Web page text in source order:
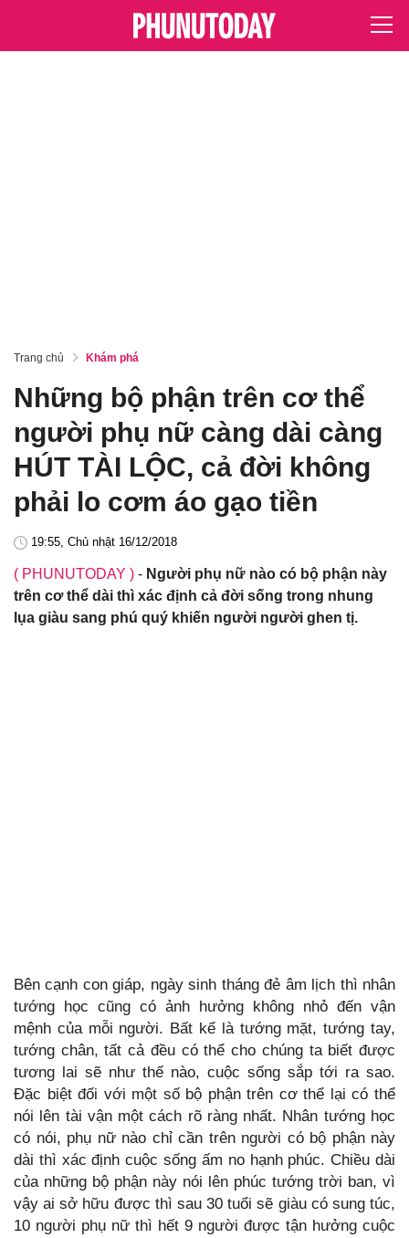
Trang chủ Khám phá
Những bộ phận trên cơ thể
người phụ nữ càng dài càng
HÚT TÀI LỘC, cả đời không
phải lo cơm áo gạo tiền
19:55, Chủ nhật 16/12/2018
( PHUNUTODAY ) - Người phụ nữ nào có bộ phận này
trên cơ thể dài thì xác định cả đời sống trong nhung
lụa giàu sang phú quý khiến người người ghen tị.
Bên cạnh con giáp, ngày sinh tháng đẻ âm lịch thì nhân
tướng học cũng có ảnh hưởng không nhỏ đến vận
mệnh của mỗi người. Bất kể là tướng mặt, tướng tay,
tướng chân, tất cả đều có thể cho chúng ta biết được
tương lai sẽ như thế nào, cuộc sống sắp tới ra sao.
Đặc biệt đối với một số bộ phận trên cơ thể lại có thể
nói lên tài vận một cách rõ ràng nhất. Nhân tướng học
có nói, phụ nữ nào chỉ cần trên người có bộ phận này
dài thì xác định cuộc sống ấm no hạnh phúc. Chiều dài
của những bộ phận này nói lên phúc tướng trời ban, vì
vậy ai sở hữu được thì sau 30 tuổi sẽ giàu có sung túc,
10 người phụ nữ thì hết 9 người được tận hưởng cuộc